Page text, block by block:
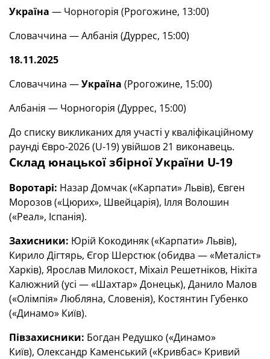
Україна — Чорногорія (Ррогожине, 13:00)
Словаччина — Албанія (Дуррес, 15:00)
18.11.2025
Словаччина —Україна (Ррогожине, 15:00)
Албанія — Чорногорія (Дуррес, 15:00)
До списку викликаних для участі у кваліфікаційному
раунді Євро-2026 (U-19) увійшов 21 виконавець.
Склад юнацької збірної України U-19
Воротарі: Назар Домчак («Карпати» Львів), Євген
Морозов («Цюрих», Швейцарія), Ілля Волошин
(«Реал», Іспанія).
Захисники: Юрій Кокодиняк («Карпати» Львів),
Кирило Дігтярь, Єгор Шерстюк (обидва — «Металіст»
Харків), Ярослав Милокост, Міхаіл Решетніков, Нікіта
Калюжний (усі — «Шахтар» Донецьк), Данило Малов
(«Олімпія» Любляна, Словенія), Костянтин Губенко
(«Динамо» Київ).
Півзахисники: Богдан Редушко («Динамо»
Київ), Олександр Каменський («Кривбас» Кривий